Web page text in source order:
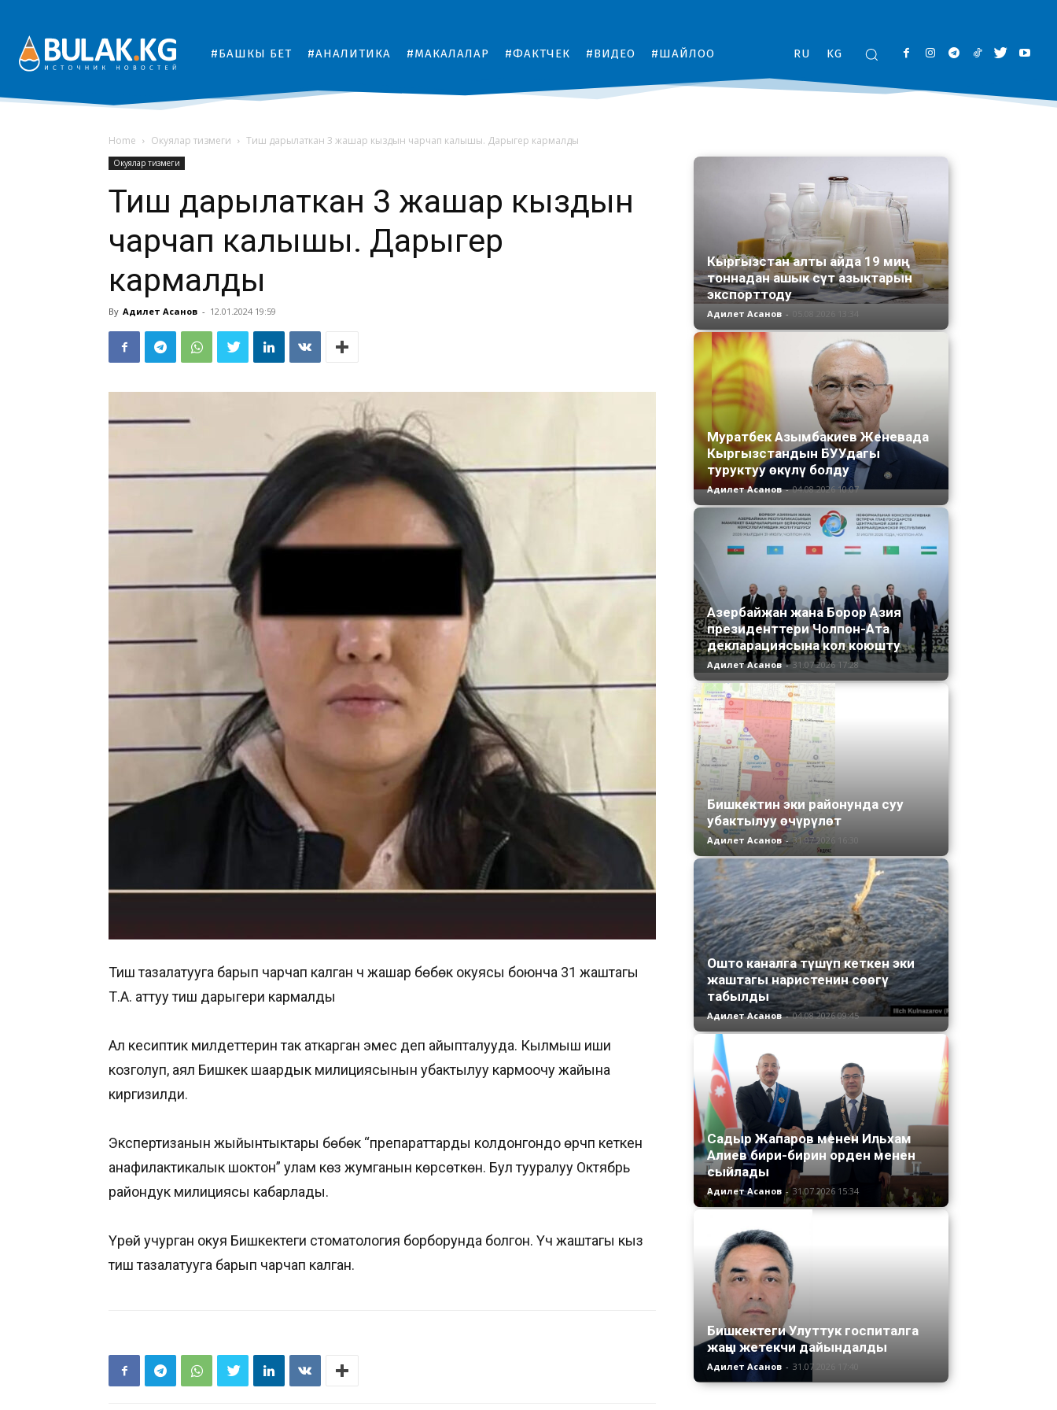
#БАШКЫ БЕТ #АНАЛИТИКА #МАКАЛАЛАР #ФАКТЧЕК #ВИДЕО #ШАЙЛОО RU KG
Home Окуялар тизмеги Тиш дарылаткан 3 жашар кыздын чарчап калышы. Дарыгер кармалды
Окуялар тизмеги
Тиш дарылаткан 3 жашар кыздын
чарчап калышы. Дарыгер
кармалды
By Адилет Асанов - 12.01.2024 19:59
Тиш тазалатууга барып чарчап калган үч жашар бөбөк окуясы боюнча 31 жаштагы
Т.А. аттуу тиш дарыгери кармалды
Ал кесиптик милдеттерин так аткарган эмес деп айыпталууда. Кылмыш иши
козголуп, аял Бишкек шаардык милициясынын убактылуу кармоочу жайына
киргизилди.
Экспертизанын жыйынтыктары бөбөк “препараттарды колдонгондо өрчүп кеткен
анафилактикалык шоктон” улам көз жумганын көрсөткөн. Бул тууралуу Октябрь
райондук милициясы кабарлады.
Үрөй учурган окуя Бишкектеги стоматология борборунда болгон. Үч жаштагы кыз
тиш тазалатууга барып чарчап калган.
Кыргызстан алты айда 19 миң
тоннадан ашык сүт азыктарын
экспорттоду
Адилет Асанов -
Муратбек Азымбакиев Женевада
Кыргызстандын БУУдагы
туруктуу өкүлү болду
Адилет Асанов - 04.08.2026 10:07
Азербайжан жана Борор Азия
президенттери Чолпон-Ата
декларациясына кол коюшту
Адилет Асанов - 31.07.2026 17:28
Бишкектин эки районунда суу
убактылуу өчүрүлөт
Адилет Асанов - 31.07.2026 16:30
Ошто каналга түшүп кеткен эки
жаштагы наристенин сөөгү
табылды
Адилет Асанов - 04.08.2026 09:45
Садыр Жапаров менен Ильхам
Алиев бири-бирин орден менен
сыйлады
Адилет Асанов - 31.07.2026 15:34
Бишкектеги Улуттук госпиталга
жаңы жетекчи дайындалды
Адилет Асанов - 31.07.2026 17:40